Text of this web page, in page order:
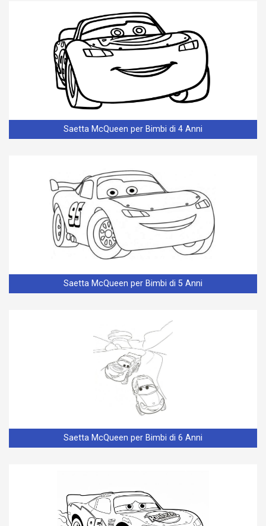
Saetta McQueen per Bimbi di 4 Anni
Saetta McQueen per Bimbi di 5 Anni
Saetta McQueen per Bimbi di 6 Anni